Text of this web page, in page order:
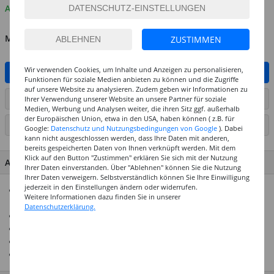
Auf Lager
MENGE
IN DEN WARENKORB
ARTIKEL AUF WUNSCHLISTE SETZEN
SEITE DRUCKEN
ARTIKEL MERKMALE & DETAILS
Inhalt: Eckmaler Gr. 1/8", Eckmaler Gr. 1/4", Eckmaler Gr.
3/8", Eckmaler Gr. 1/2"
ZUSTIMMEN
Wir verwenden Cookies, um Inhalte und Anzeigen zu personalisieren,
Funktionen für soziale Medien anbieten zu können und die Zugriffe
auf unsere Website zu analysieren. Zudem geben wir Informationen zu
Ihrer Verwendung unserer Website an unsere Partner für soziale
Medien, Werbung und Analysen weiter, die ihren Sitz ggf. außerhalb
der Europäischen Union, etwa in den USA, haben können ( z.B. für
Google: Datenschutz und Nutzungsbedingungen von Google ). Dabei
kann nicht ausgeschlossen werden, dass Ihre Daten mit anderen,
bereits gespeicherten Daten von Ihnen verknüpft werden. Mit dem
Klick auf den Button "Zustimmen" erklären Sie sich mit der Nutzung
Ihrer Daten einverstanden. Über "Ablehnen" können Sie die Nutzung
Ihrer Daten verweigern. Selbstverständlich können Sie Ihre Einwilligung
jederzeit in den Einstellungen ändern oder widerrufen.
Weitere Informationen dazu finden Sie in unserer
Datenschutzerklärung.